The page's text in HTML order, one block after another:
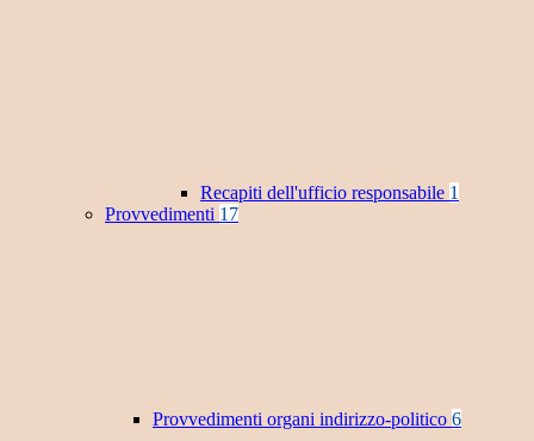
Recapiti dell'ufficio responsabile 1
Provvedimenti 17
Provvedimenti organi indirizzo-politico 6